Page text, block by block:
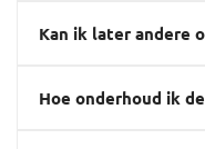
Kan ik later andere
Hoe onderhoud ik